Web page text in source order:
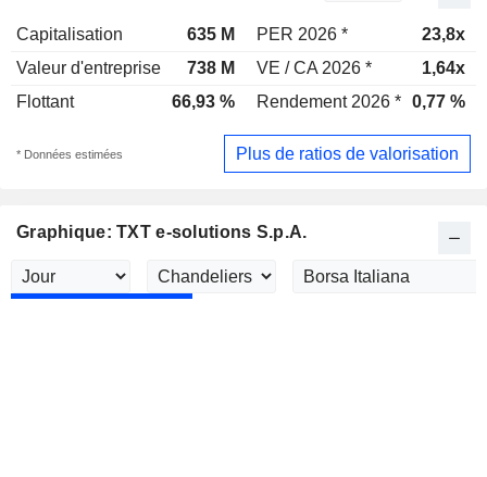
Capitalisation 635 M PER 2026 *
23,8x
Valeur d'entreprise
738 M VE / CA 2026 *
1,64x
Flottant
66,93 % Rendement 2026 * 0,77 %
* Données estimées Plus de ratios de valorisation
Graphique: TXT e-solutions S.p.A.